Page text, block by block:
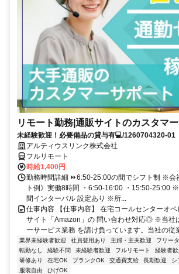
リモート勤務|通販サイトのカスタマ
未経験歓迎！必要備品の貸与有💻/1260704320-01
アルティウスリンク株式会社
フルリモート
時給1,400円
勤務時間詳細 ⏩6:50-25:00の間でシフト制 ※会
ト例》実働8時間 ・6:50-16:00 ・15:50-25:00
間インターバル 設定あり ※所...
仕事内容 【仕事内容】 在宅コールセンターオ
サイト「Amazon」の 問い合わせ対応◎ ※当社
ーサービス業務 を請け負っています。当社の従
業界未経験者歓迎 社員登用あり 主婦・主夫歓迎 フリー
転勤なし
経験不問 未経験者歓迎 フルリモート 経験者歓
研修あり
在宅OK ブランクOK 交通費支給 長期歓迎 シ
服装自由
ひげOK